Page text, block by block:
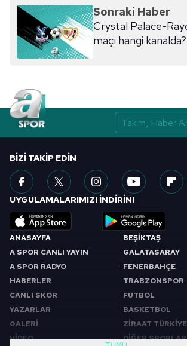
Sonraki Haber
Crystal Palace-
maçı hangi kanalda?
ANASAYFA
A SPOR CANLI YAYIN
A SPOR RADYO
HABERLER
CANLI SKOR
YAZARLAR
GALERİ
VİDEO
BEŞİKTAŞ
GALATASARAY
FENERBAHÇE
TRABZONSPOR
FUTBOL
BASKETBOL
ZİRAAT
DİĞER SPORLAR
BIZI TAKIP EDIN
UYGULAMALARIMIZI İNDİRİN!